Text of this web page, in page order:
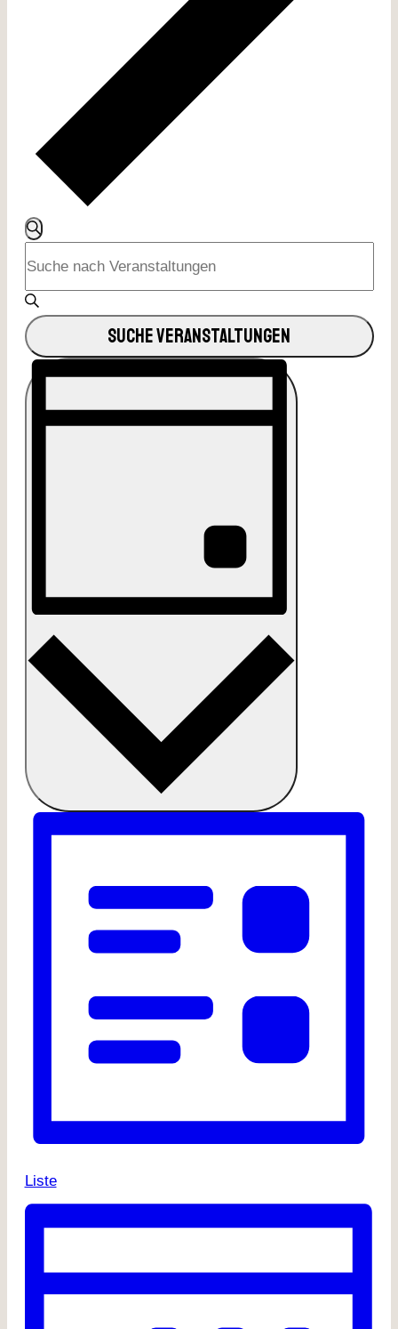
Veranstaltungen
Suche
Und
Ansichten,
Navigation
SUCHE
Schlüsselwort
eingeben.
Suche
nach
Veranstaltungen
Schlüsselwort.
SUCHE VERANSTALTUNGEN
Veranstaltung
Ansichten-
Navigation
Liste